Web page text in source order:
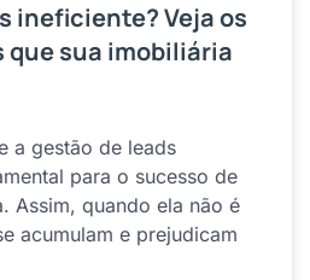
ineficiente? Veja os
que sua imobiliária
a gestão de leads
para o sucesso de
Assim, quando ela não é
acumulam e prejudicam